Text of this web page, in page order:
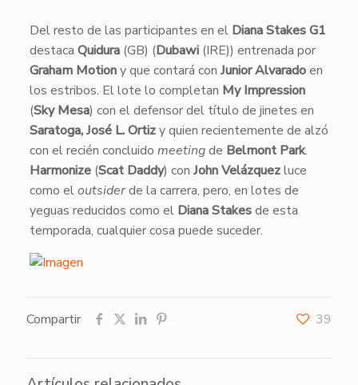
Del resto de las participantes en el Diana Stakes G1
destaca Quidura(GB) (Dubawi(IRE)) entrenada por
Graham Motiony que contará con Junior Alvaradoen
los estribos. El lote lo completan My Impression
(Sky Mesa) con el defensor del título de jinetes en
Saratoga, José L. Ortizy quien recientemente de alzó
con el recién concluido meetingde Belmont Park.
Harmonize(Scat Daddy) con John Velázquezluce
como eloutsiderde la carrera, pero, en lotes de
yeguas reducidos como el Diana Stakesde esta
temporada, cualquier cosa puede suceder.
Compartir 39